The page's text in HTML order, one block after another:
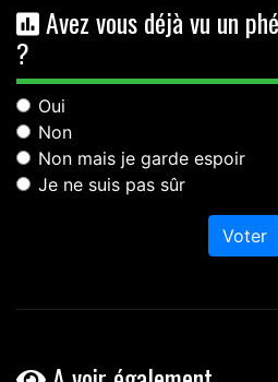
Avez vous déjà vu un
?
Oui
Non
Non mais je garde espoir
Je ne suis pas sûr
Voter